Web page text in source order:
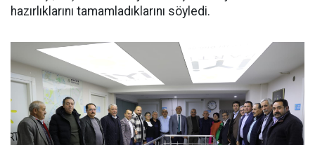
hazırlıklarını tamamladıklarını söyledi.